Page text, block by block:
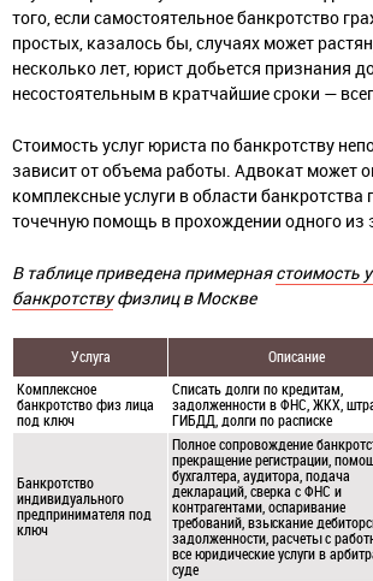
того, если самостоятельное банкротство
простых, казалось бы, случаях может
несколько лет, юрист добьется признания
несостоятельным в кратчайшие сроки —
Стоимость услуг юриста по банкротству
зависит от объема работы. Адвокат может
комплексные услуги в области банкротства
точечную помощь в прохождении одного из
В таблице приведена примернаястоимость
банкротствуфизлиц в Москве
Услуга Описание
Комплексное
банкротство физ лица
под ключ
Списать долги по кредитам,
задолженности в ФНС, ЖКХ,
ГИБДД, долги по расписке
Банкротство
индивидуального
предпринимателя под
ключ
Полное сопровождение
прекращение регистрации,
бухгалтера, аудитора, подача
деклараций, сверка с ФНС и
контрагентами, оспаривание
требований, взыскание
задолженности, расчеты с
все юридические услуги в
суде